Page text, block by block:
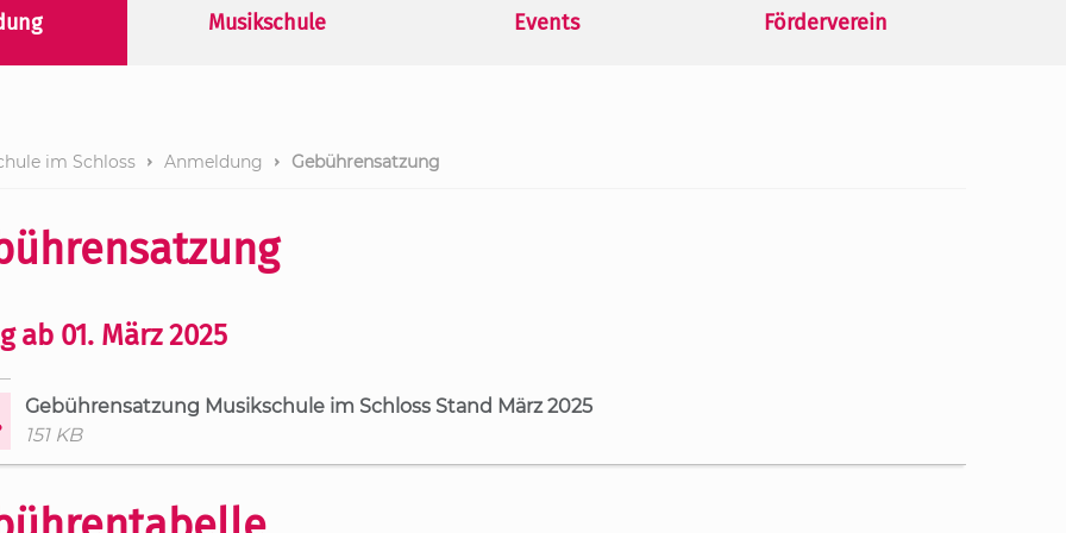
Musikschule Events Förderverein
im Schloss Anmeldung Gebührensatzung
ab 01. März 2025
Gebührensatzung Musikschule im Schloss Stand März 2025
151 KB
Jugend musiziert 2018
USA Tour 2007